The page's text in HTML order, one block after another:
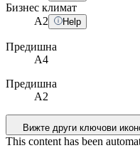
Бизнес климат
A2 Help
Предишна
A4
Предишна
A2
Вижте други ключови
This content has been